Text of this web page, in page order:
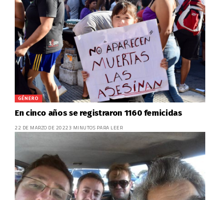
GÉNERO
En cinco años se registraron 1160 femicidas
22 DE MARZO DE 2022 3 MINUTOS PARA LEER